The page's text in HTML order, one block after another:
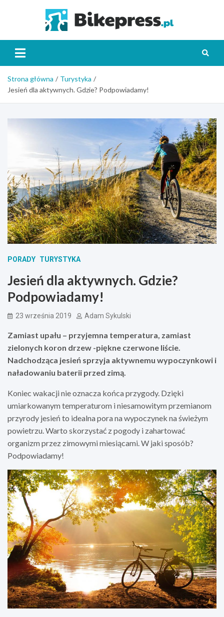
Strona główna
Turystyka
Jesień dla aktywnych. Gdzie? Podpowiadamy!
PORADY TURYSTYKA
Jesień dla aktywnych. Gdzie?
Podpowiadamy!
23 września 2019 Adam Sykulski
Zamiast upału – przyjemna temperatura, zamiast
zielonych koron drzew -piękne czerwone liście.
Nadchodząca jesień sprzyja aktywnemu wypoczynkowi i
naładowaniu baterii przed zimą.
Koniec wakacji nie oznacza końca przygody. Dzięki
umiarkowanym temperaturom i niesamowitym przemianom
przyrody jesień to idealna pora na wypoczynek na świeżym
powietrzu. Warto skorzystać z pogody i zahartować
organizm przez zimowymi miesiącami. W jaki sposób?
Podpowiadamy!